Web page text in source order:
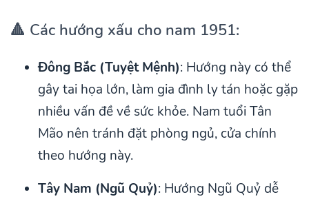
🔺 Các hướng xấu cho nam 1951:
Đông Bắc (Tuyệt Mệnh): Hướng này có thể
gây tai họa lớn, làm gia đình ly tán hoặc gặp
nhiều vấn đề về sức khỏe. Nam tuổi Tân
Mão nên tránh đặt phòng ngủ, cửa chính
theo hướng này.
Tây Nam (Ngũ Quỷ): Hướng Ngũ Quỷ dễ